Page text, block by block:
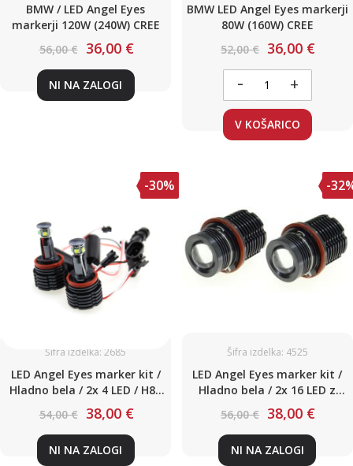
BMW / LED Angel Eyes
markerji 120W (240W) CREE
56,00 € 36,00 €
NI NA ZALOGI
BMW LED Angel Eyes markerji
80W (160W) CREE
52,00 € 36,00 €
- +
V KOŠARICO
-30%
Šifra izdelka: 2685
LED Angel Eyes marker kit /
Hladno bela / 2x 4 LED / H8 /
High Power / 2x 40W / BMW /
E87, E82, E92, E93, X5 E70, X6
E71, E60, F01...
54,00 € 38,00 €
NI NA ZALOGI
-
Šifra izdelka: 4525
LED Angel Eyes marker kit /
Hladno bela / 2x 16 LED z
LEČO / XB-D Cree čip / 2x 80W
/ BMW / E39, E53, E65, E66,
E60, E61, E63, E64, E87, X3
56,00 € 38,00 €
NI NA ZALOGI